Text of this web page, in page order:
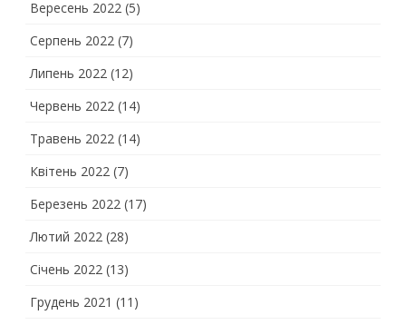
Вересень 2022 (5)
Серпень 2022 (7)
Липень 2022 (12)
Червень 2022 (14)
Травень 2022 (14)
Квітень 2022 (7)
Березень 2022 (17)
Лютий 2022 (28)
Січень 2022 (13)
Грудень 2021 (11)